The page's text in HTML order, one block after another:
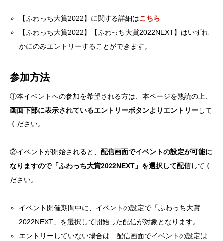
【ふわっち大賞2022】に関する詳細はこちら
【ふわっち大賞2022】【ふわっち大賞2022NEXT】はいずれ
かにのみエントリーすることができます。
参加方法
①本イベントへの参加を希望される方は、本ページを熟読の上、
画面下部に表示されているエントリーボタンよりエントリーして
ください。
②イベントが開始されると、 配信画面でイベントの設定が可能に
なりますので「ふわっち大賞2022NEXT」を選択して配信してく
ださい。
イベント開催期間中に、イベントの設定で「ふわっち大賞
2022NEXT」を選択して開始した配信が対象となります。
エントリーしていない場合は、配信画面でイベントの設定は